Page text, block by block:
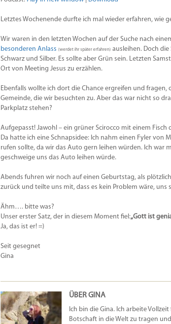
Letztes Wochenende durfte ich mal wieder erfahren, wie
Wir waren in den letzten Wochen auf der Suche nach
besonderen Anlass (werdet ihr später erfahren) ausleihen. Doch die
Schwarz und Silber. Es sollte aber Grün sein. Letzten
Ort von Meeting Jesus zu erzählen.
Ebenfalls wollte ich dort die Chance ergreifen und fragen,
Gemeinde, die wir besuchten zu. Aber das war nicht so
Parkplatz stehen?
Aufgepasst! Jawohl – ein grüner Scirocco mit einem Fisch
Da hatte ich eine Schnapsidee: Ich nahm einen Fyler von
rufen sollte, da wir das Auto gern leihen würden. Ich war
geschweige uns das Auto leihen würde.
Abends fuhren wir noch auf einen Geburtstag, als
zurück und teilte uns mit, dass es kein Problem wäre, uns
Ähm…. bitte was?
Unser erster Satz, der in diesem Moment fiel:„Gott ist
Ja, das ist er! =)
Seit gesegnet
Gina
ÜBER GINA
Ich bin die Gina. Ich arbeite
Botschaft in die Welt zu tragen